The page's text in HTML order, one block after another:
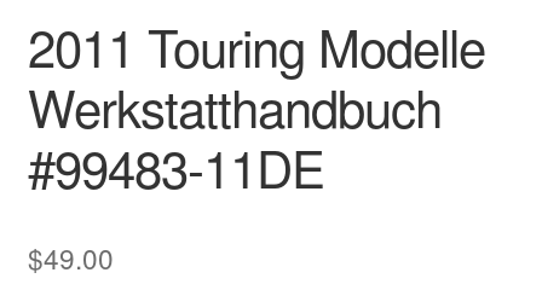
2011 Touring Modelle
Werkstatthandbuch
#99483-11DE
$49.00